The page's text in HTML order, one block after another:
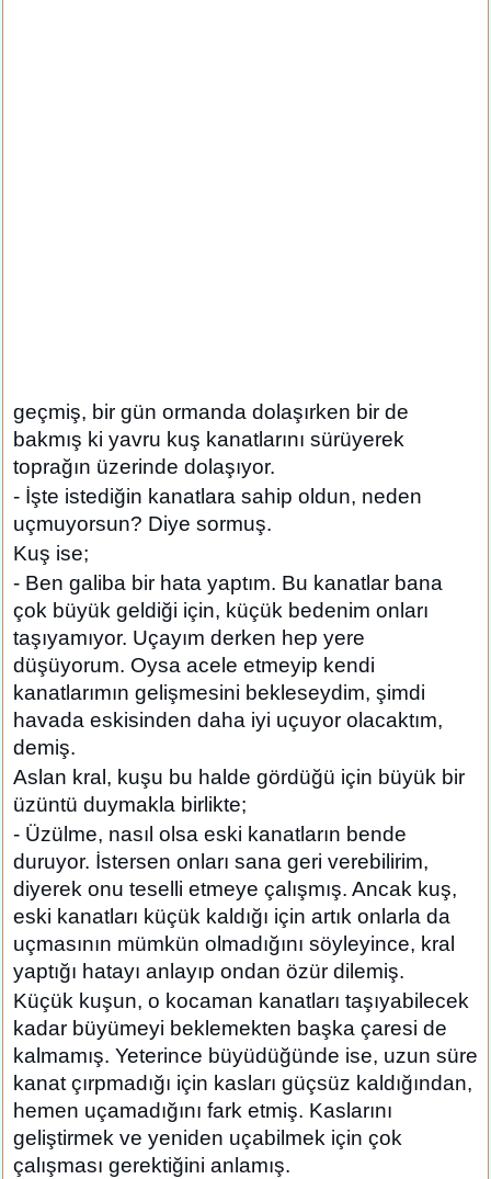
geçmiş, bir gün ormanda dolaşırken bir de
bakmış ki yavru kuş kanatlarını sürüyerek
toprağın üzerinde dolaşıyor.
- İşte istediğin kanatlara sahip oldun, neden
uçmuyorsun? Diye sormuş.
Kuş ise;
- Ben galiba bir hata yaptım. Bu kanatlar bana
çok büyük geldiği için, küçük bedenim onları
taşıyamıyor. Uçayım derken hep yere
düşüyorum. Oysa acele etmeyip kendi
kanatlarımın gelişmesini bekleseydim, şimdi
havada eskisinden daha iyi uçuyor olacaktım,
demiş.
Aslan kral, kuşu bu halde gördüğü için büyük bir
üzüntü duymakla birlikte;
- Üzülme, nasıl olsa eski kanatların bende
duruyor. İstersen onları sana geri verebilirim,
diyerek onu teselli etmeye çalışmış. Ancak kuş,
eski kanatları küçük kaldığı için artık onlarla da
uçmasının mümkün olmadığını söyleyince, kral
yaptığı hatayı anlayıp ondan özür dilemiş.
Küçük kuşun, o kocaman kanatları taşıyabilecek
kadar büyümeyi beklemekten başka çaresi de
kalmamış. Yeterince büyüdüğünde ise, uzun süre
kanat çırpmadığı için kasları güçsüz kaldığından,
hemen uçamadığını fark etmiş. Kaslarını
geliştirmek ve yeniden uçabilmek için çok
çalışması gerektiğini anlamış.